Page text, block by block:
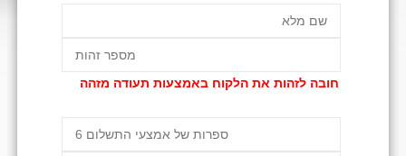
חובה לזהות את הלקוח באמצעות תעודה מזהה